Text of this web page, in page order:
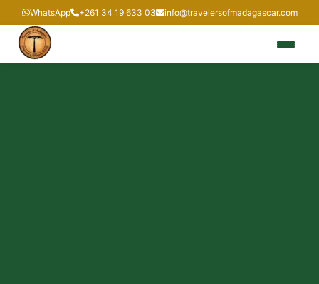
WhatsApp +261 34 19 633 03 info@travelersofmadagascar.com